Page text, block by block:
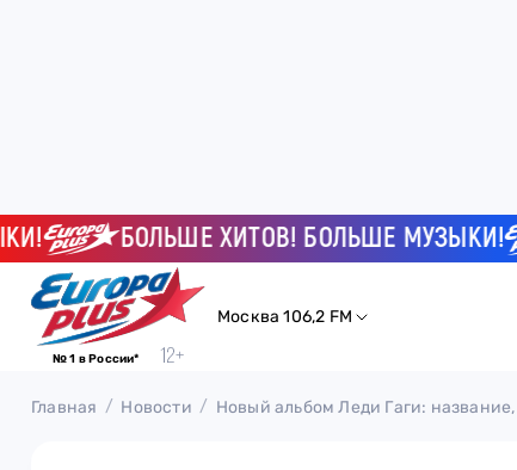
БОЛЬШЕ ХИТОВ! БОЛЬШЕ МУЗЫКИ!
№ 1 в России*
Москва 106,2 FM
Главная Новости Новый альбом Леди Гаги: